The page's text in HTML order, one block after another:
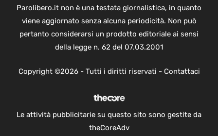
Parolibero.it non è una testata giornalistica, in quanto
viene aggiornato senza alcuna periodicità. Non può
pertanto considerarsi un prodotto editoriale ai sensi
della legge n. 62 del 07.03.2001
Copyright ©2026 - Tutti i diritti riservati - Contattaci
Le attività pubblicitarie su questo sito sono gestite da
theCoreAdv